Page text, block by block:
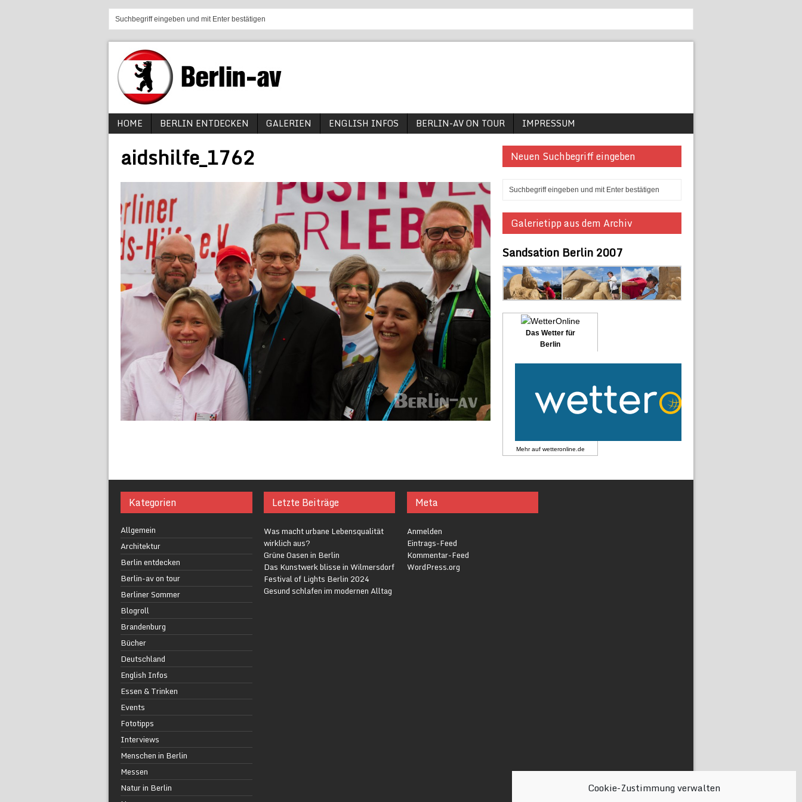
Cookie-Zustimmung verwalten
HOME BERLIN ENTDECKEN GALERIEN ENGLISH INFOS BERLIN-AV ON TOUR IMPRESSUM
aidshilfe_1762 Neuen Suchbegriff eingeben
Galerietipp aus dem Archiv
Sandsation Berlin 2007
Das Wetter für
Berlin
Mehr auf wetteronline.de
Kategorien
Allgemein
Architektur
Berlin entdecken
Berlin-av on tour
Berliner Sommer
Blogroll
Brandenburg
Bücher
Deutschland
English Infos
Essen & Trinken
Events
Fototipps
Interviews
Menschen in Berlin
Messen
Natur in Berlin
Letzte Beiträge
Was macht urbane Lebensqualität
wirklich aus?
Grüne Oasen in Berlin
Das Kunstwerk blisse in Wilmersdorf
Festival of Lights Berlin 2024
Gesund schlafen im modernen Alltag
Meta
Anmelden
Eintrags-Feed
Kommentar-Feed
WordPress.org